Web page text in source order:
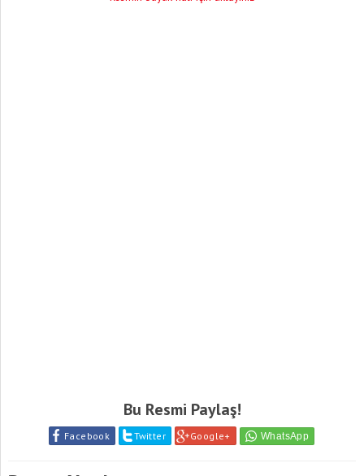
Bu Resmi Paylaş!
Facebook Twitter Google+